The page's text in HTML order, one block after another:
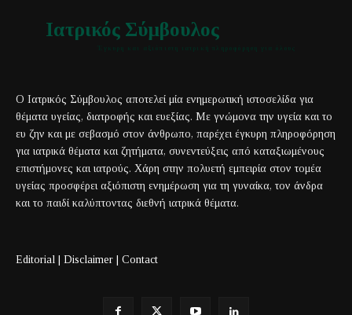
Ιατρικός Σύμβουλος
Ο Ιατρικός Σύμβουλος αποτελεί μία ενημερωτική ιστοσελίδα για
θέματα υγείας, διατροφής και ευεξίας. Με γνώμονα την υγεία και το
ευ ζην και με σεβασμό στον άνθρωπο, παρέχει έγκυρη πληροφόρηση
για ιατρικά θέματα και ζητήματα, συνεντεύξεις από καταξιωμένους
επιστήμονες και ιατρούς. Χάρη στην πολυετή εμπειρία στον τομέα
υγείας προσφέρει αξιόπιστη ενημέρωση για τη γυναίκα, τον άνδρα
και το παιδί καλύπτοντας διεθνή ιατρικά θέματα.
Editorial | Disclaimer | Contact